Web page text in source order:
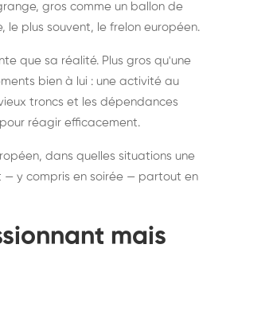
et
France
gros comme un ballon de
le plus souvent, le frelon européen.
que sa réalité. Plus gros qu'une
bien à lui : une activité au
troncs et les dépendances
réagir efficacement.
dans quelles situations une
— y compris en soirée — partout en
mais